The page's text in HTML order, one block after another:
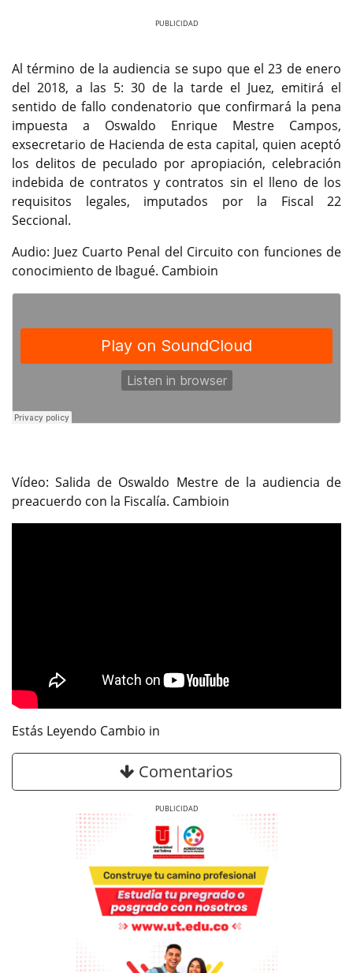
Al término de la audiencia se supo que el 23 de enero
del 2018, a las 5: 30 de la tarde el Juez, emitirá el
sentido de fallo condenatorio que confirmará la pena
impuesta a Oswaldo Enrique Mestre Campos,
exsecretario de Hacienda de esta capital, quien aceptó
los delitos de peculado por apropiación, celebración
indebida de contratos y contratos sin el lleno de los
requisitos legales, imputados por la Fiscal 22
Seccional.
Audio: Juez Cuarto Penal del Circuito con funciones de
conocimiento de Ibagué. Cambioin
Vídeo: Salida de Oswaldo Mestre de la audiencia de
preacuerdo con la Fiscalía. Cambioin
Estás Leyendo Cambio in
Comentarios